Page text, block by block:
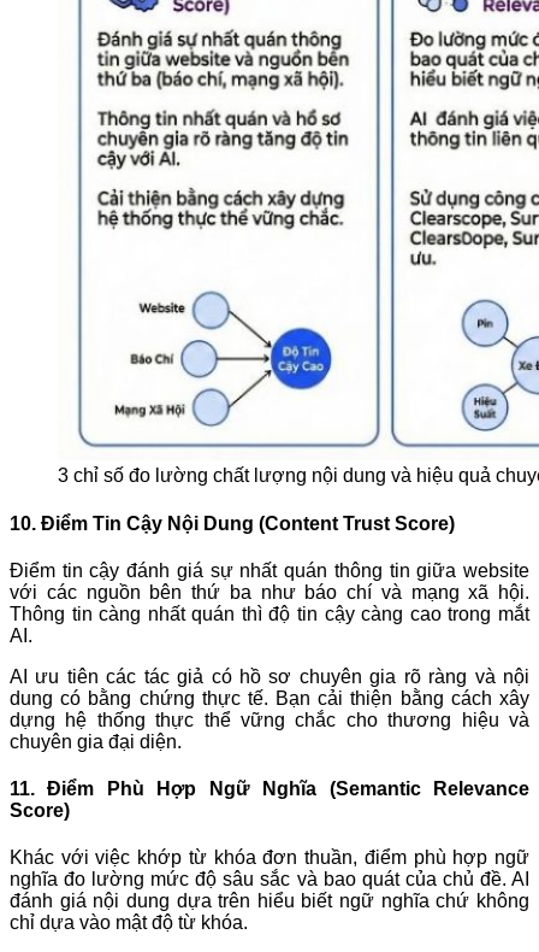
3 chỉ số đo lường chất lượng nội dung và hiệu quả
10. Điểm Tin Cậy Nội Dung (Content Trust Score)
Điểm tin cậy đánh giá sự nhất quán thông tin giữa website
với các nguồn bên thứ ba như báo chí và mạng xã hội.
Thông tin càng nhất quán thì độ tin cậy càng cao trong mắt
AI.
AI ưu tiên các tác giả có hồ sơ chuyên gia rõ ràng và nội
dung có bằng chứng thực tế. Bạn cải thiện bằng cách xây
dựng hệ thống thực thể vững chắc cho thương hiệu và
chuyên gia đại diện.
11. Điểm Phù Hợp Ngữ Nghĩa (Semantic Relevance
Score)
Khác với việc khớp từ khóa đơn thuần, điểm phù hợp ngữ
nghĩa đo lường mức độ sâu sắc và bao quát của chủ đề. AI
đánh giá nội dung dựa trên hiểu biết ngữ nghĩa chứ không
chỉ dựa vào mật độ từ khóa.